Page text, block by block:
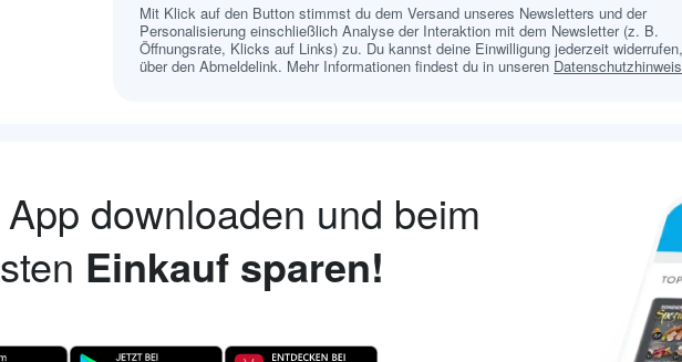
Mit Klick auf den Button stimmst du dem Versand unseres Newsletters und der
Personalisierung einschließlich Analyse der Interaktion mit dem Newsletter (z. B.
Öffnungsrate, Klicks auf Links) zu. Du kannst deine Einwilligung jederzeit
über den Abmeldelink. Mehr Informationen findest du in unseren
downloaden und beim
Einkauf sparen!